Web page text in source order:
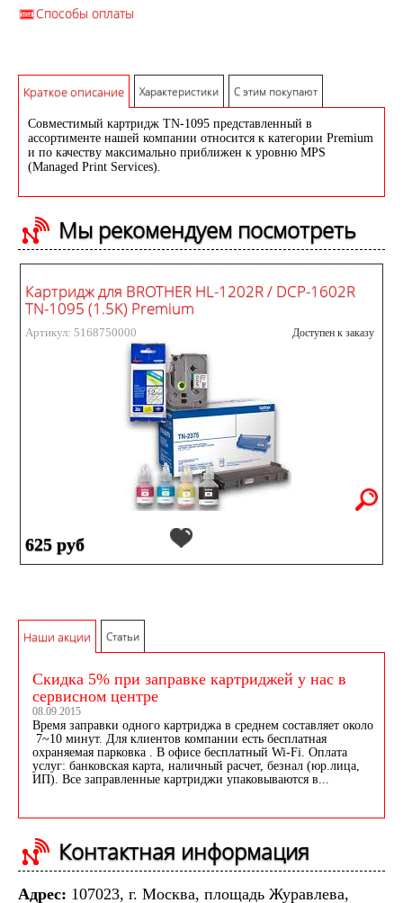
Способы оплаты
Краткое описание
Совместимый картридж TN-1095 представленный в
ассортименте нашей компании относится к категории Premium
и по качеству максимально приближен к уровню MPS
(Managed Print Services).
Характеристики С этим покупают
Мы рекомендуем посмотреть
Картридж для BROTHER HL-1202R / DCP-1602R
TN-1095 (1.5K) Premium
Артикул: 5168750000 Доступен к заказу
625 руб
Наши акции
Скидка 5% при заправке картриджей у нас в
сервисном центре
08.09.2015
Время заправки одного картриджа в среднем составляет около
7~10 минут. Для клиентов компании есть бесплатная
охраняемая парковка . В офисе бесплатный Wi-Fi. Оплата
услуг: банковская карта, наличный расчет, безнал (юр.лица,
ИП). Все заправленные картриджи упаковываются в...
Статьи
Контактная информация
Адрес: 107023, г. Москва, площадь Журавлева,